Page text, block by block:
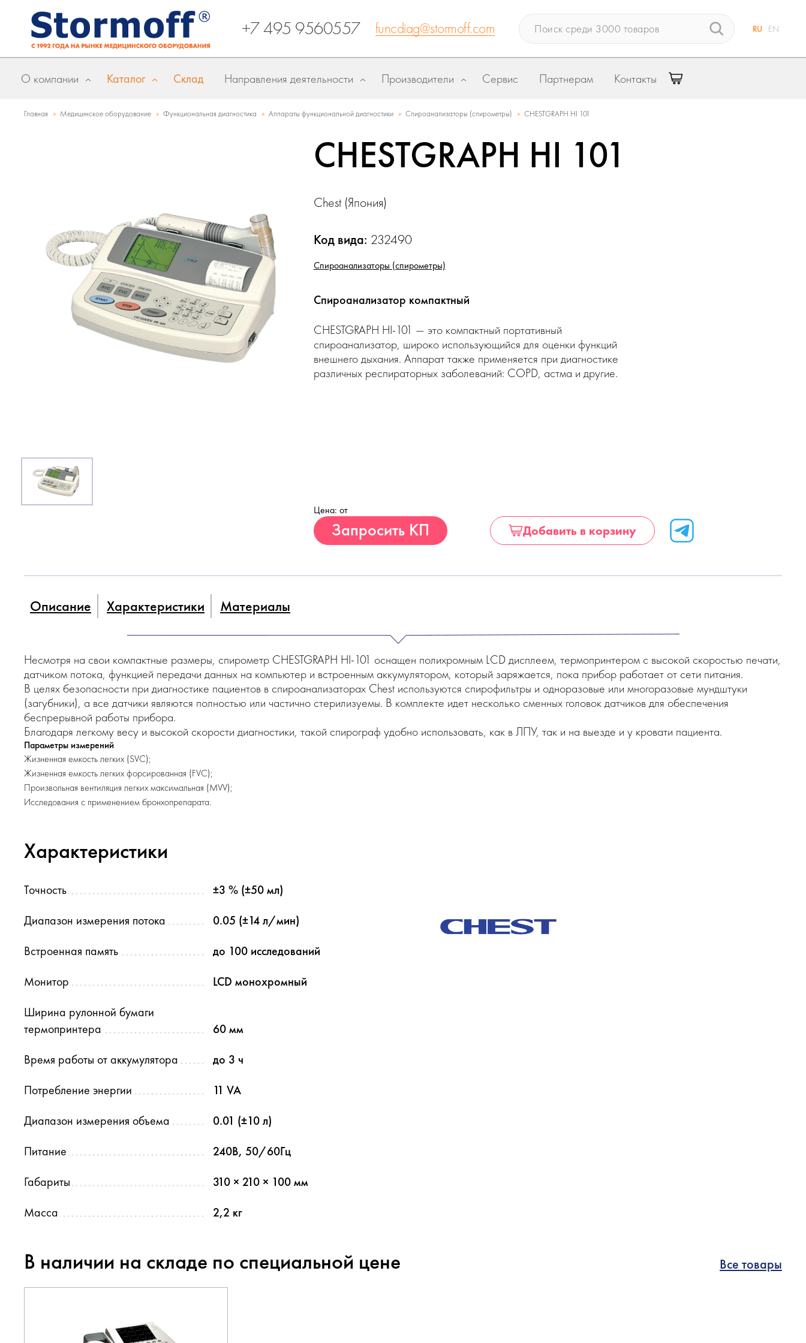
+7 495 9560557 funcdiag@stormoff.com RU EN
О компании Каталог Склад Направления деятельности Производители Сервис Партнерам Контакты
Главная » Медицинское оборудование » Функциональная диагностика » Аппараты функциональной диагностики » Спироанализаторы (спирометры) » CHESTGRAPH HI 101
CHESTGRAPH HI 101
Chest (Япония)
Код вида: 232490
Спироанализаторы (спирометры)
Спироанализатор компактный
CHESTGRAPH HI-101 — это компактный портативный
спироанализатор, широко использующийся для оценки функций
внешнего дыхания. Аппарат также применяется при диагностике
различных респираторных заболеваний: COPD, астма и другие.
Цена: от
Запросить КП Добавить в корзину
Описание Характеристики Материалы
Несмотря на свои компактные размеры, спирометр CHESTGRAPH HI-101 оснащен полихромным LCD дисплеем, термопринтером с высокой скоростью печати,
датчиком потока, функцией передачи данных на компьютер и встроенным аккумулятором, который заряжается, пока прибор работает от сети питания.
В целях безопасности при диагностике пациентов в спироанализаторах Chest используются спирофильтры и одноразовые или многоразовые мундштуки
(загубники), а все датчики являются полностью или частично стерилизуемы. В комплекте идет несколько сменных головок датчиков для обеспечения
беспрерывной работы прибора.
Благодаря легкому весу и высокой скорости диагностики, такой спирограф удобно использовать, как в ЛПУ, так и на выезде и у кровати пациента.
Параметры измерений
Жизненная емкость легких (SVC);
Жизненная емкость легких форсированная (FVC);
Произвольная вентиляция легких максимальная (MVV);
Исследования с применением бронхопрепарата.
Характеристики
Точность
±3 % (±50 мл)
Диапазон измерения потока
0.05 (±14 л/мин)
Встроенная память
до 100 исследований
Монитор
LCD монохромный
Ширина рулонной бумаги
термопринтера
60 мм
Время работы от аккумулятора
до 3 ч
Потребление энергии
11 VA
Диапазон измерения объема
0.01 (±10 л)
Питание
240В, 50/60Гц
Габариты
310 × 210 × 100 мм
Масса
2,2 кг
В наличии на складе по специальной цене Все товары